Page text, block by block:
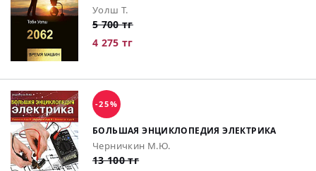
Уолш Т.
5 700 тг
4 275 тг
-25%
БОЛЬШАЯ ЭНЦИКЛОПЕДИЯ ЭЛЕКТРИКА
Черничкин М.Ю.
13 100 тг